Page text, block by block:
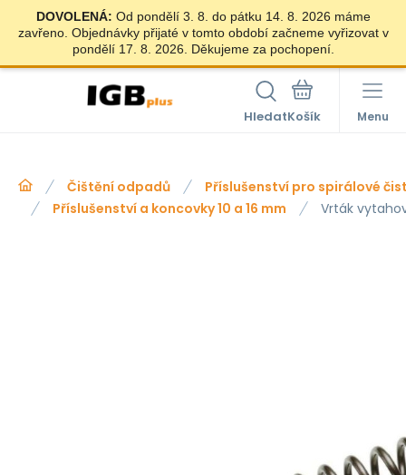
DOVOLENÁ: Od pondělí 3. 8. do pátku 14. 8. 2026 máme
zavřeno. Objednávky přijaté v tomto období začneme vyřizovat v
pondělí 17. 8. 2026. Děkujeme za pochopení.
Hledat Menu
Čištění odpadů
Příslušenství pro spirálové
Příslušenství a koncovky 10 a 16 mm
Vrták